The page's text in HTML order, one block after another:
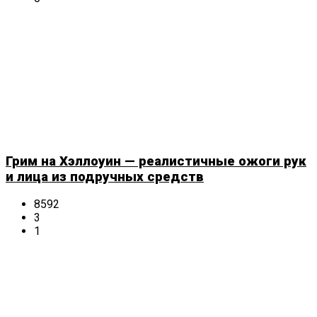
Грим на Хэллоуин — реалистичные ожоги рук
и лица из подручных средств
8592
3
1